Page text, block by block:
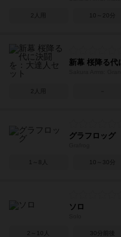
2人用 10～20分
新幕 桜降る代
2人用
グラフロッグ
1～8人 10～30分
ソロ
2～10人 30分前後